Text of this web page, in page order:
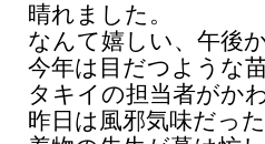
晴れました。
なんて嬉しい、午後
今年は目だつような
タキイの担当者がか
昨日は風邪気味だっ